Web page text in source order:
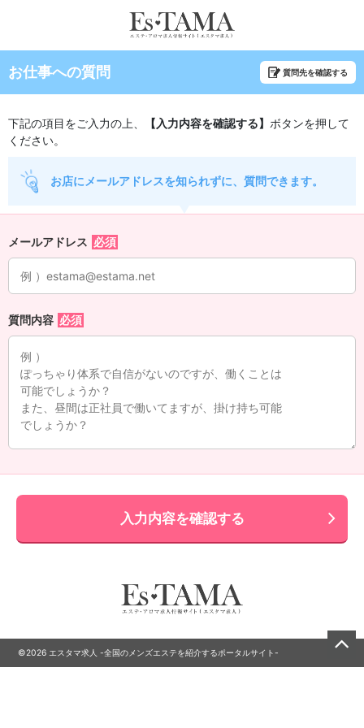
お仕事への質問 質問先を確認する
下記の項目をご入力の上、 【入力内容を確認する】 ボタンを押して
ください。
お店にメールアドレスを知られずに、質問できます。
メールアドレス
質問内容
入力内容を確認する
©2026 エスタマ求人 -全国のメンズエステを紹介するポータルサイト-